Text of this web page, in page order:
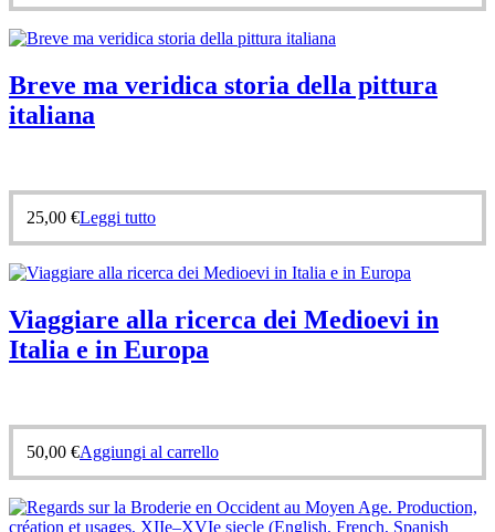
Breve ma veridica storia della pittura
italiana
25,00 €Leggi tutto
Viaggiare alla ricerca dei Medioevi in
Italia e in Europa
50,00 €Aggiungi al carrello